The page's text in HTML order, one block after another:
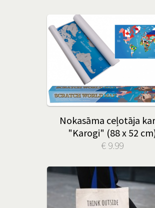
Nokasāma ceļotāja
"Karogi" (88 x 52
€ 9.99